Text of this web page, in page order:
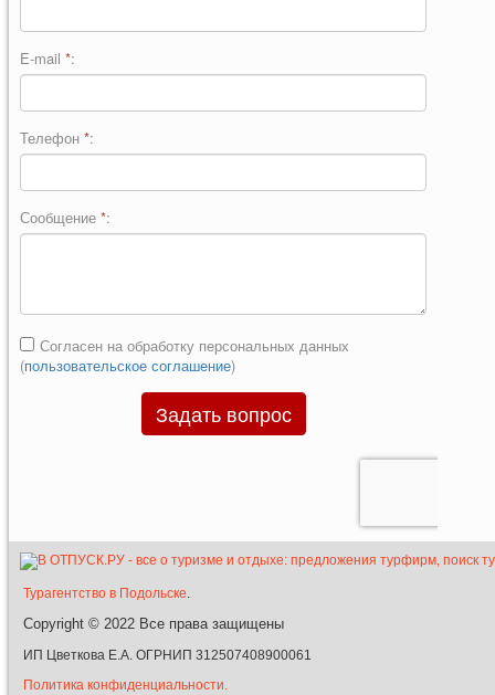
Турагентство в Подольске.
Copyright © 2022 Все права защищены
ИП Цветкова Е.А. ОГРНИП 312507408900061
Политика конфиденциальности.